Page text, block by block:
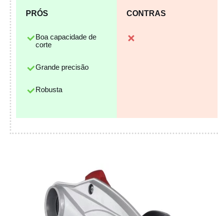
PRÓS
Boa capacidade de
corte
Grande precisão
Robusta
CONTRAS